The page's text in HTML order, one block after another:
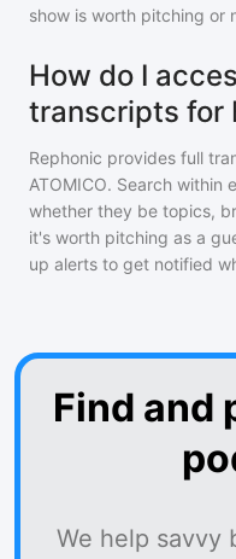
show is worth pitching or
How do I
transcripts for
Rephonic provides full
ATOMICO. Search within
whether they be topics,
it's worth pitching as a
up alerts to get notified
Find and
We help savvy